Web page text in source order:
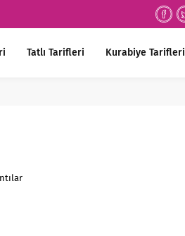
Tatlı Tarifleri Kurabiye Tarifleri